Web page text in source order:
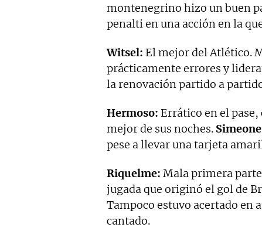
montenegrino hizo un buen
penalti en una acción en la
Witsel: El mejor del Atlético.
prácticamente errores y
la renovación partido a
Hermoso: Errático en el
mejor de sus noches. Simeone
pese a llevar una tarjeta
Riquelme: Mala primera
jugada que originó el gol de
Tampoco estuvo acertado en
cantado.